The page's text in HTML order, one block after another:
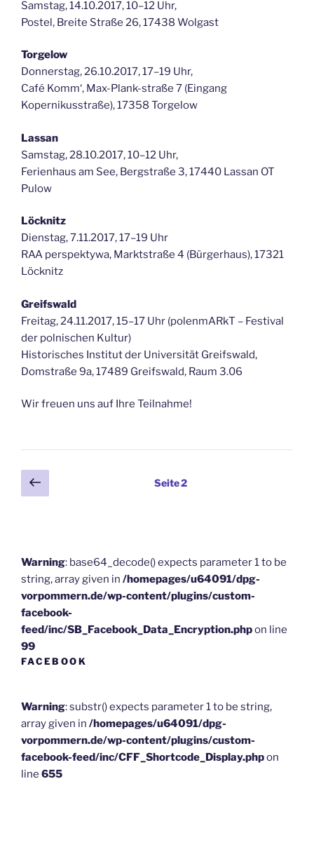
Samstag, 14.10.2017, 10–12 Uhr,
Postel, Breite Straße 26, 17438 Wolgast
Torgelow
Donnerstag, 26.10.2017, 17–19 Uhr,
Café Komm‘, Max-Plank-straße 7 (Eingang
Kopernikusstraße), 17358 Torgelow
Lassan
Samstag, 28.10.2017, 10–12 Uhr,
Ferienhaus am See, Bergstraße 3, 17440 Lassan OT
Pulow
Löcknitz
Dienstag, 7.11.2017, 17–19 Uhr
RAA perspektywa, Marktstraße 4 (Bürgerhaus), 17321
Löcknitz
Greifswald
Freitag, 24.11.2017, 15–17 Uhr (polenmARkT – Festival
der polnischen Kultur)
Historisches Institut der Universität Greifswald,
Domstraße 9a, 17489 Greifswald, Raum 3.06
Wir freuen uns auf Ihre Teilnahme!
Beitragsnavigation
Vorherige
Seite
Seite2
Warning: base64_decode() expects parameter 1 to be
string, array given in /homepages/u64091/dpg-
vorpommern.de/wp-content/plugins/custom-
facebook-
feed/inc/SB_Facebook_Data_Encryption.phpon line
99
FACEBOOK
Warning: substr() expects parameter 1 to be string,
array given in /homepages/u64091/dpg-
vorpommern.de/wp-content/plugins/custom-
facebook-feed/inc/CFF_Shortcode_Display.phpon
line 655